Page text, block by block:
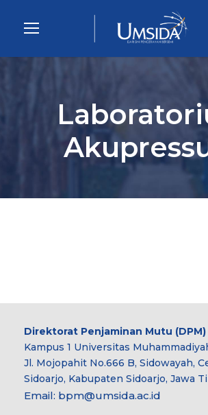
Direktorat Penjaminan Mutu (DPM)
Kampus 1 Universitas
Jl. Mojopahit No.666 B, Sidowayah,
Sidoarjo, Kabupaten Sidoarjo, Jawa
Email: bpm@umsida.ac.id